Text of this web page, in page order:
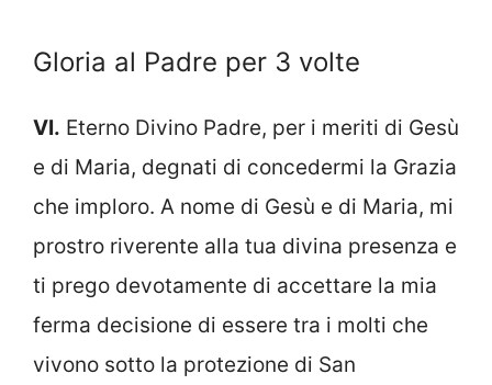
Gloria al Padre per 3 volte
VI. Eterno Divino Padre, per i meriti di Gesù
e di Maria, degnati di concedermi la Grazia
che imploro. A nome di Gesù e di Maria, mi
prostro riverente alla tua divina presenza e
ti prego devotamente di accettare la mia
ferma decisione di essere tra i molti che
vivono sotto la protezione di San